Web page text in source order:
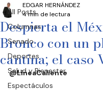
All Posts
Columnas
Senado
Deportes
Salud y Bienestar
Espectáculos
Despierta el
Bronco con un
cantina; el caso
EDGAR HERNÁNDEZ
4 min de lectura
@LíneaCaliente